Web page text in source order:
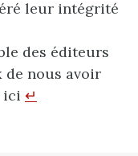
leur intégrité
des éditeurs
de nous avoir
ici ↵